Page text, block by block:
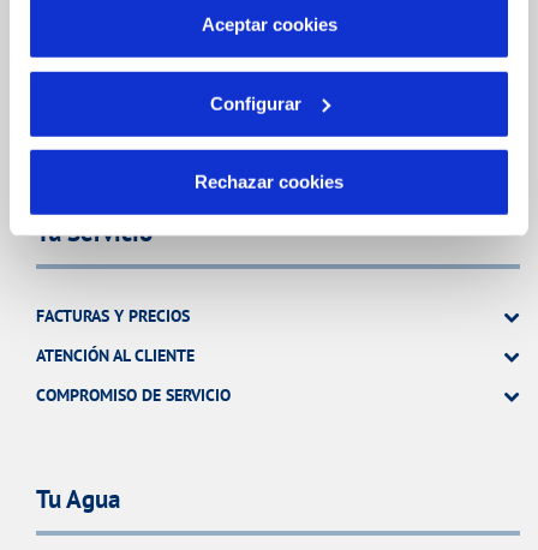
más información en nuestraPolítica de Cookies
Aceptar cookies
Configurar
Rechazar cookies
Tu Servicio
FACTURAS Y PRECIOS
ATENCIÓN AL CLIENTE
COMPROMISO DE SERVICIO
Tu Agua